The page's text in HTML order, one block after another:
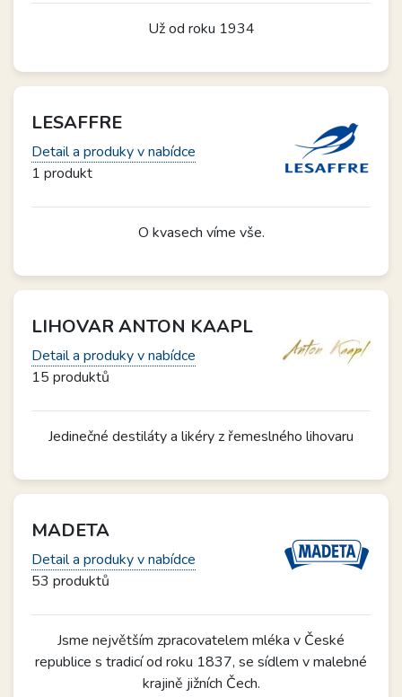
Už od roku 1934
LESAFFRE
Detail a produky v nabídce
1 produkt
O kvasech víme vše.
LIHOVAR ANTON KAAPL
Detail a produky v nabídce
15 produktů
Jedinečné destiláty a likéry z řemeslného lihovaru
MADETA
Detail a produky v nabídce
53 produktů
Jsme největším zpracovatelem mléka v České
republice s tradicí od roku 1837, se sídlem v malebné
krajině jižních Čech.